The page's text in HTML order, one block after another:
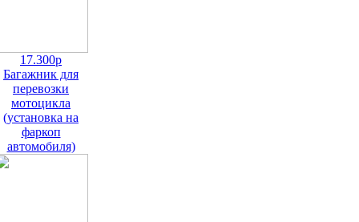
17.300р
Багажник для
перевозки
мотоцикла
(установка на
фаркоп
автомобиля)